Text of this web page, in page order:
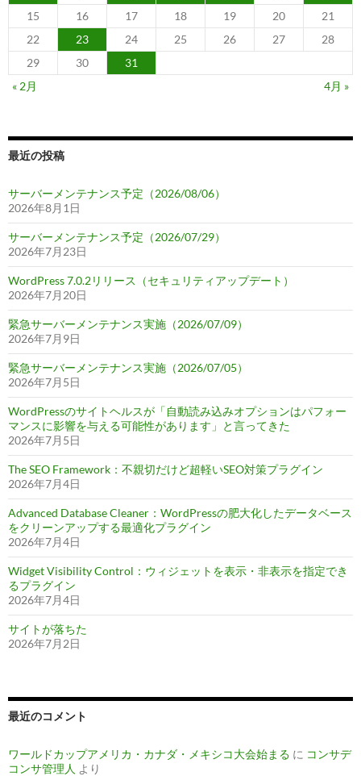
15
16 17 18 19 20
21
22
23 24 25 26 27
28
29
30
31
« 2月
4月 »
最近の投稿
サーバーメンテナンス予定（2026/08/06）
2026年8月1日
サーバーメンテナンス予定（2026/07/29）
2026年7月23日
WordPress 7.0.2リリース（セキュリティアップデート）
2026年7月20日
緊急サーバーメンテナンス実施（2026/07/09）
2026年7月9日
緊急サーバーメンテナンス実施（2026/07/05）
2026年7月5日
WordPressのサイトヘルスが「自動読み込みオプションはパフォー
マンスに影響を与える可能性があります」と言ってきた
2026年7月5日
The SEO Framework：不親切だけど超軽いSEO対策プラグイン
2026年7月4日
Advanced Database Cleaner：WordPressの肥大化したデータベース
をクリーンアップする最適化プラグイン
2026年7月4日
Widget Visibility Control：ウィジェットを表示・非表示を指定でき
るプラグイン
2026年7月4日
サイトが落ちた
2026年7月2日
最近のコメント
ワールドカップアメリカ・カナダ・メキシコ大会始まる に コンサデ
コンサ管理人 より